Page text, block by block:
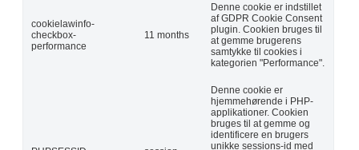
cookielawinfo-
checkbox-
performance
11 months
Denne cookie er indstillet
af GDPR Cookie Consent
plugin. Cookien bruges til
at gemme brugerens
samtykke til cookies i
kategorien "Performance".
Denne cookie er
hjemmehørende i PHP-
applikationer. Cookien
bruges til at gemme og
identificere en brugers
unikke sessions-id med